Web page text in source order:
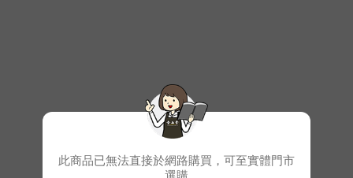
此商品已無法直接於網路購買，可至實體門市
選購